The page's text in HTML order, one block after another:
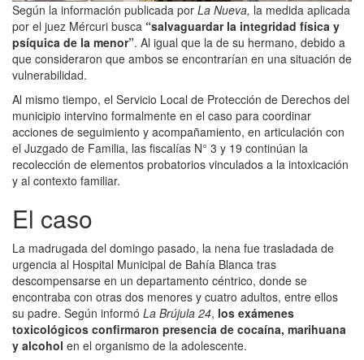
Según la información publicada por La Nueva, la medida aplicada
por el juez Mércuri busca “salvaguardar la integridad física y
psíquica de la menor”. Al igual que la de su hermano, debido a
que consideraron que ambos se encontrarían en una situación de
vulnerabilidad.
Al mismo tiempo, el Servicio Local de Protección de Derechos del
municipio intervino formalmente en el caso para coordinar
acciones de seguimiento y acompañamiento, en articulación con
el Juzgado de Familia, las fiscalías N° 3 y 19 continúan la
recolección de elementos probatorios vinculados a la intoxicación
y al contexto familiar.
El caso
La madrugada del domingo pasado, la nena fue trasladada de
urgencia al Hospital Municipal de Bahía Blanca tras
descompensarse en un departamento céntrico, donde se
encontraba con otras dos menores y cuatro adultos, entre ellos
su padre. Según informó La Brújula 24, los exámenes
toxicológicos confirmaron presencia de cocaína, marihuana
y alcohol en el organismo de la adolescente.